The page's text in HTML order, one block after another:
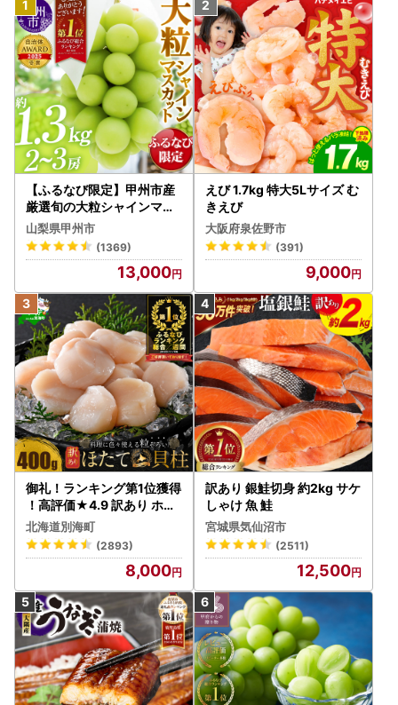
【ふるなび限定】甲州市産
厳選旬の大粒シャインマス
カット 約1.3kg 2～3房【2
026年発送】（MG）B12-
472 FN-Limited-VO シャ
インマスカット フルーツ
山梨県甲州市
(1369)
13,000
えび 1.7kg 特大5Lサイズ む
きえび
大阪府泉佐野市
(391)
9,000
御礼！ランキング第1位獲得
！高評価★4.9 訳あり ホタ
テ 400g（ほたて 帆立 貝柱
冷凍 ）
北海道別海町
(2893)
8,000
訳あり 銀鮭切身 約2kg サケ
しゃけ 魚 鮭
宮城県気仙沼市
(2511)
12,500